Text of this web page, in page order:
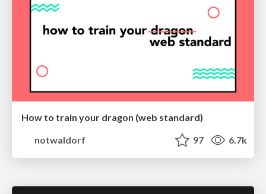
How to train your dragon (web standard)
notwaldorf
97 6.7k